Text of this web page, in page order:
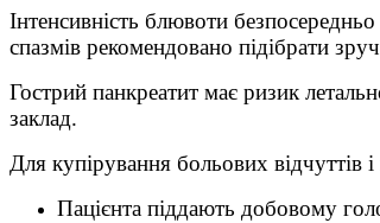
Інтенсивність блювоти
спазмів рекомендовано підібрати
Гострий панкреатит має ризик
заклад.
Для купірування больових відчуттів
Пацієнта піддають добовому